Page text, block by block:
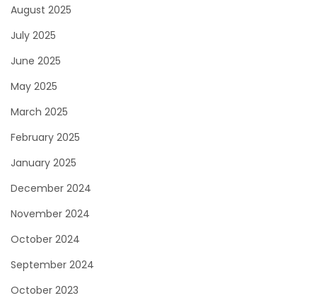
August 2025
July 2025
June 2025
May 2025
March 2025
February 2025
January 2025
December 2024
November 2024
October 2024
September 2024
October 2023